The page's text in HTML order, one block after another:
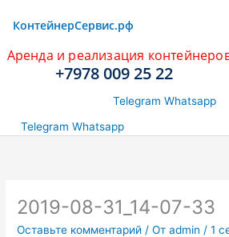
КонтейнерCервис.рф
Аренда и реализация
+7978 009 25 22
Telegram Whatsapp
Telegram Whatsapp
2019-08-31_14-07-33
Оставьте комментарий / Отadmin /1